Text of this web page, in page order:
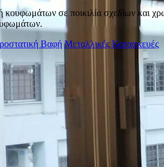
κουφωμάτων σε ποικιλία σχεδίων
Βαφή Μεταλλικές Κατασκευές